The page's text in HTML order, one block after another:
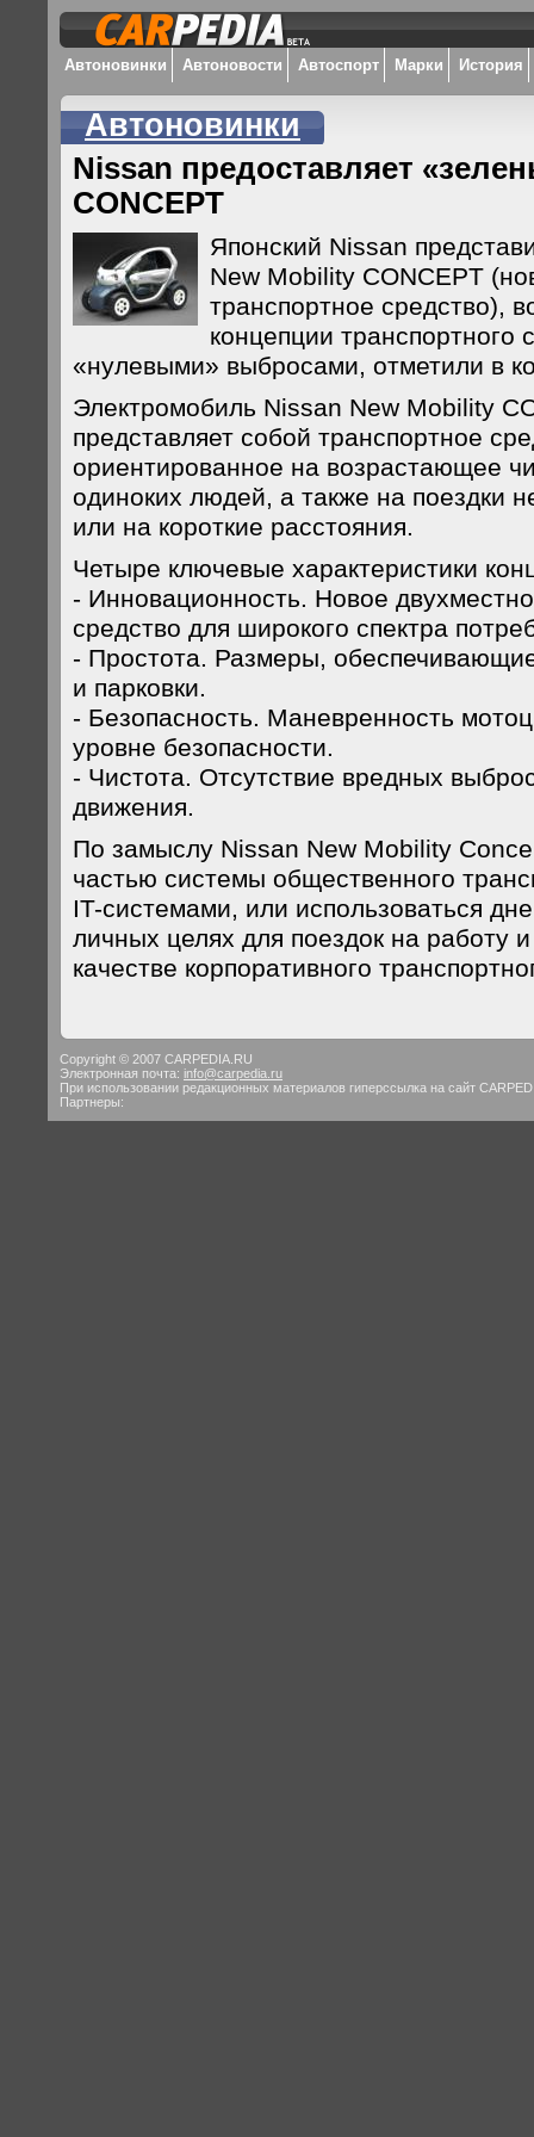
Автоновинки Автоновости Автоспорт Марки История
Автоновинки
Nissan предоставляет
CONCEPT
Японский Nissan
New Mobility CONCEPT
транспортное средство),
концепции транспортного
«нулевыми» выбросами, отметили в
Электромобиль Nissan New Mobility
представляет собой транспортное
ориентированное на возрастающее
одиноких людей, а также на поездки
или на короткие расстояния.
Четыре ключевые характеристики
- Инновационность. Новое
средство для широкого спектра
- Простота. Размеры,
и парковки.
- Безопасность. Маневренность
уровне безопасности.
- Чистота. Отсутствие вредных
движения.
По замыслу Nissan New Mobility
частью системы общественного
IT-системами, или использоваться
личных целях для поездок на работу
качестве корпоративного
Copyright © 2007 CARPEDIA.RU
Электронная почта: info@carpedia.ru
При использовании редакционных материалов гиперссылка на сайт
Партнеры: